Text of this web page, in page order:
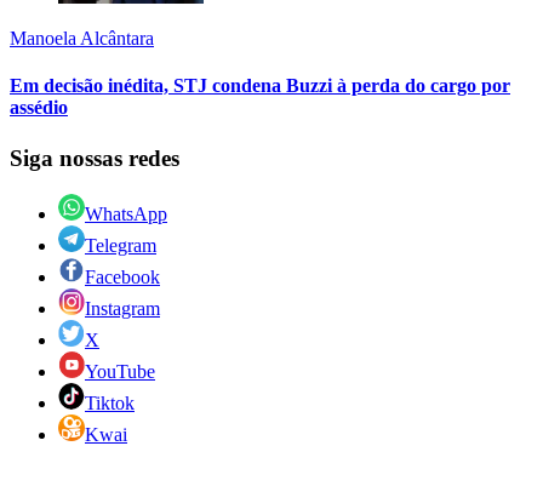
Manoela Alcântara
Em decisão inédita, STJ condena Buzzi à perda do cargo por
assédio
Siga nossas redes
WhatsApp
Telegram
Facebook
Instagram
X
YouTube
Tiktok
Kwai